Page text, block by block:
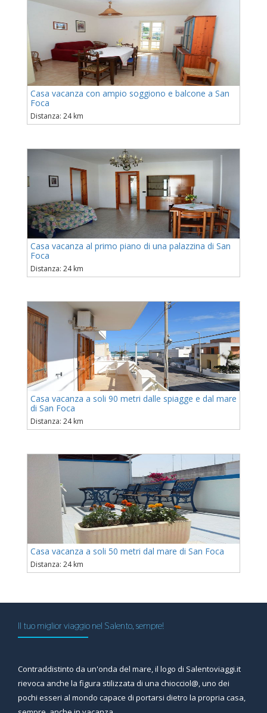
Casa vacanza con ampio soggiono e balcone a San
Foca
Distanza: 24 km
Casa vacanza al primo piano di una palazzina di San
Foca
Distanza: 24 km
Casa vacanza a soli 90 metri dalle spiagge e dal mare
di San Foca
Distanza: 24 km
Casa vacanza a soli 50 metri dal mare di San Foca
Distanza: 24 km
Il tuo miglior viaggio nel Salento, sempre!
Contraddistinto da un'onda del mare, il logo di Salentoviaggi.it
rievoca anche la figura stilizzata di una chiocciol@, uno dei
pochi esseri al mondo capace di portarsi dietro la propria casa,